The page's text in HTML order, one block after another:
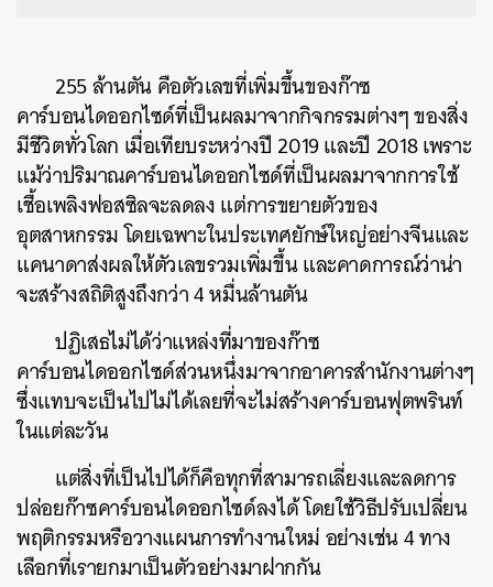
255 ล้านตัน คือตัวเลขที่เพิ่มขึ้นของก๊าซ
คาร์บอนไดออกไซด์ที่เป็นผลมาจากกิจกรรมต่างๆ ของสิ่ง
มีชีวิตทั่วโลก เมื่อเทียบระหว่างปี 2019 และปี 2018 เพราะ
แม้ว่าปริมาณคาร์บอนไดออกไซด์ที่เป็นผลมาจากการใช้
เชื้อเพลิงฟอสซิลจะลดลง แต่การขยายตัวของ
อุตสาหกรรม โดยเฉพาะในประเทศยักษ์ใหญ่อย่างจีนและ
แคนาดาส่งผลให้ตัวเลขรวมเพิ่มขึ้น และคาดการณ์ว่าน่า
จะสร้างสถิติสูงถึงกว่า 4 หมื่นล้านตัน
ปฏิเสธไม่ได้ว่าแหล่งที่มาของก๊าซ
คาร์บอนไดออกไซด์ส่วนหนึ่งมาจากอาคารสำนักงานต่างๆ
ซึ่งแทบจะเป็นไปไม่ได้เลยที่จะไม่สร้างคาร์บอนฟุตพรินท์
ในแต่ละวัน
แต่สิ่งที่เป็นไปได้ก็คือทุกที่สามารถเลี่ยงและลดการ
ปล่อยก๊าซคาร์บอนไดออกไซด์ลงได้ โดยใช้วิธีปรับเปลี่ยน
พฤติกรรมหรือวางแผนการทำงานใหม่ อย่างเช่น 4 ทาง
เลือกที่เรายกมาเป็นตัวอย่างมาฝากกัน